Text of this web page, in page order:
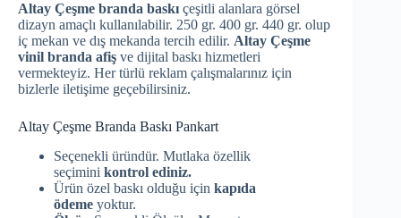
Altay Çeşme branda baskı çeşitli alanlara görsel
dizayn amaçlı kullanılabilir. 250 gr. 400 gr. 440 gr. olup
iç mekan ve dış mekanda tercih edilir. Altay Çeşme
vinil branda afiş ve dijital baskı hizmetleri
vermekteyiz. Her türlü reklam çalışmalarınız için
bizlerle iletişime geçebilirsiniz.
Altay Çeşme Branda Baskı Pankart
Seçenekli üründür. Mutlaka özellik
seçimini kontrol ediniz.
Ürün özel baskı olduğu için kapıda
ödeme yoktur.